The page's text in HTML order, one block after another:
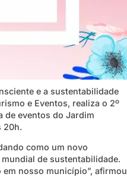
e a sustentabilidade
e Eventos, realiza o 2º
de eventos do Jardim
20h.
como um novo
de sustentabilidade.
nosso município”, afirmou